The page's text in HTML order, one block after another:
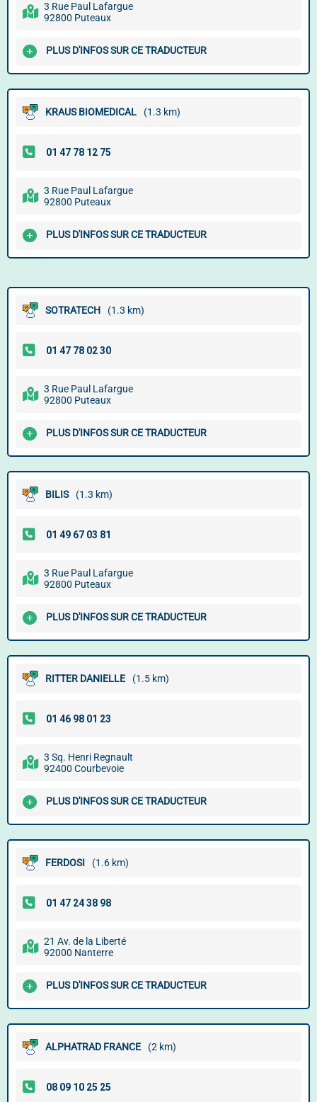
3 Rue Paul Lafargue
92800 Puteaux
PLUS D'INFOS SUR CE TRADUCTEUR
KRAUS BIOMEDICAL (1.3 km)
3 Rue Paul Lafargue
92800 Puteaux
PLUS D'INFOS SUR CE TRADUCTEUR
SOTRATECH (1.3 km)
3 Rue Paul Lafargue
92800 Puteaux
PLUS D'INFOS SUR CE TRADUCTEUR
BILIS (1.3 km)
3 Rue Paul Lafargue
92800 Puteaux
PLUS D'INFOS SUR CE TRADUCTEUR
RITTER DANIELLE (1.5 km)
3 Sq. Henri Regnault
92400 Courbevoie
PLUS D'INFOS SUR CE TRADUCTEUR
FERDOSI (1.6 km)
21 Av. de la Liberté
92000 Nanterre
PLUS D'INFOS SUR CE TRADUCTEUR
ALPHATRAD FRANCE (2 km)